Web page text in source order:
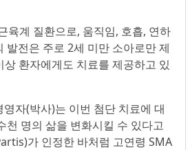
육계 질환으로, 움직임, 호흡, 연하
전은 주로 2세 미만 소아로만 제
환자에게도 치료를 제공하고 있
자(박사)는 이번 첨단 치료에 대
천 명의 삶을 변화시킬 수 있다고
가 인정한 바처럼 고연령 SMA